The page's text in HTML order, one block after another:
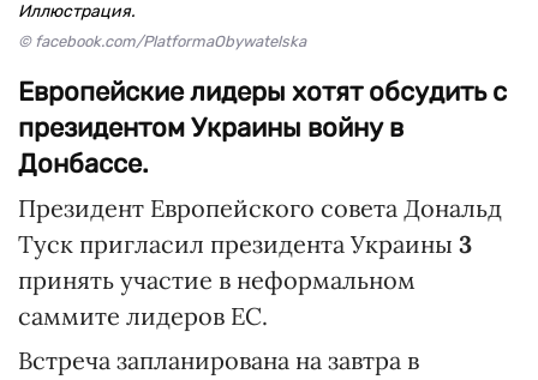
Иллюстрация.
© facebook.com/PlatformaObywatelska
Европейские лидеры хотят обсудить с
президентом Украины войну в
Донбассе.
Президент Европейского совета Дональд
Туск пригласил президента Украины 3
принять участие в неформальном
саммите лидеров ЕС.
Встреча запланирована на завтра в